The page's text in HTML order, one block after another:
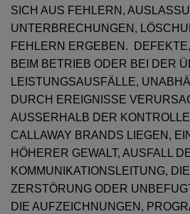
SICH AUS FEHLERN,
UNTERBRECHUNGEN,
FEHLERN ERGEBEN.
BEIM BETRIEB ODER BEI DER
LEISTUNGSAUSFÄLLE,
DURCH EREIGNISSE
AUSSERHALB DER
CALLAWAY BRANDS LIEGEN,
HÖHERER GEWALT, AUSFALL
KOMMUNIKATIONSLEITUNG,
ZERSTÖRUNG ODER
DIE AUFZEICHNUNGEN,